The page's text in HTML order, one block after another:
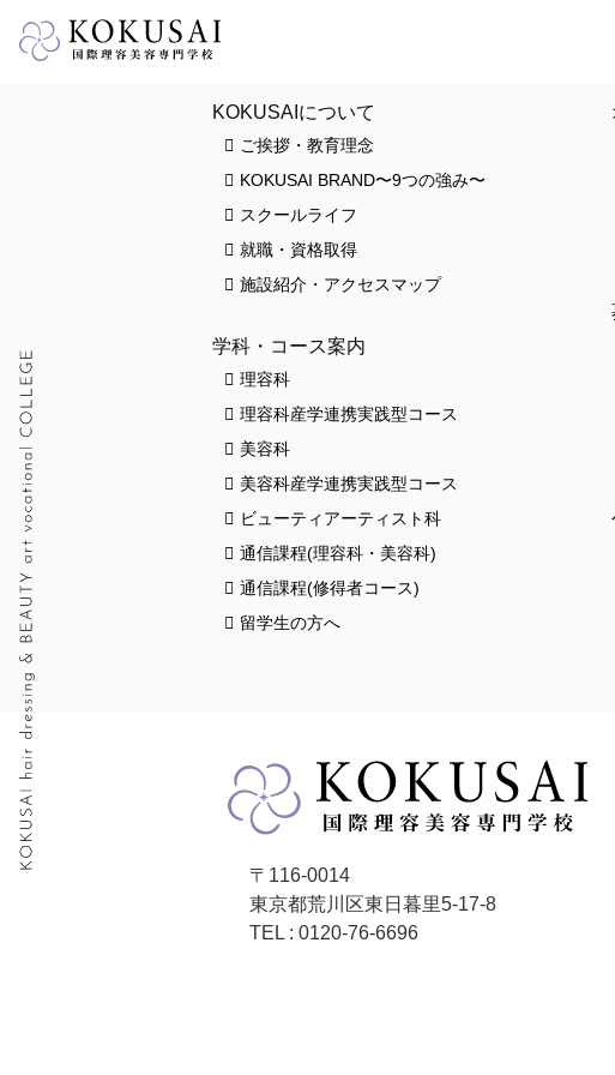
KOKUSAIについて
ご挨拶・教育理念
KOKUSAI BRAND〜9つの強み〜
スクールライフ
就職・資格取得
施設紹介・アクセスマップ
学科・コース案内
理容科
理容科産学連携実践型コース
美容科
美容科産学連携実践型コース
ビューティアーティスト科
通信課程(理容科・美容科)
通信課程(修得者コース)
留学生の方へ
〒116-0014
東京都荒川区東日暮里5-17-8
TEL : 0120-76-6696